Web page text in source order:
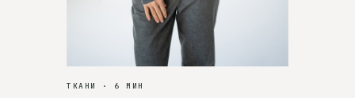
ТКАНИ · 6 МИН